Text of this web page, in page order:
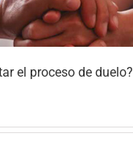
el proceso de duelo?